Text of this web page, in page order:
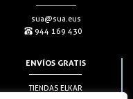
sua@sua.eus
944 169 430
ENVÍOS GRATIS
TIENDAS ELKAR